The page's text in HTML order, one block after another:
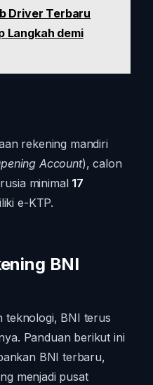
Driver Terbaru
Langkah demi
rekening mandiri
Account), calon
minimal 17
e-KTP.
BNI
teknologi, BNI terus
Panduan berikut ini
BNI terbaru,
menjadi pusat